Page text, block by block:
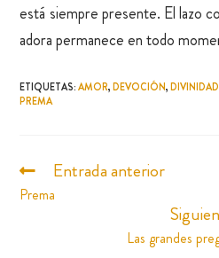
está siempre presente. El lazo
adora permanece en todo
ETIQUETAS:AMOR, DEVOCIÓN, DIVINIDAD
PREMA
Entrada anterior
Prema
Las grandes